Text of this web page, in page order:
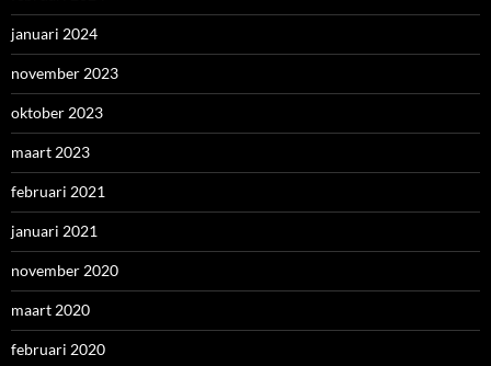
januari 2024
november 2023
oktober 2023
maart 2023
februari 2021
januari 2021
november 2020
maart 2020
februari 2020